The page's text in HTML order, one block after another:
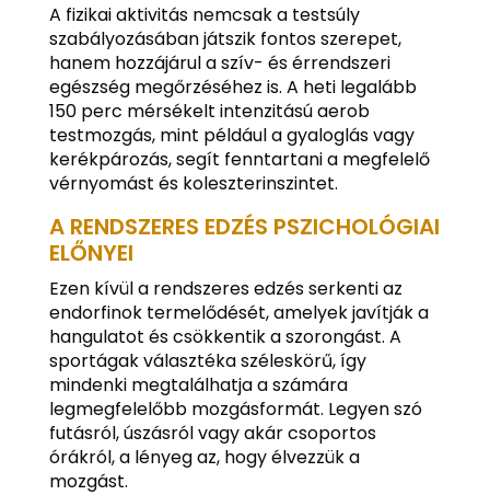
A fizikai aktivitás nemcsak a testsúly
szabályozásában játszik fontos szerepet,
hanem hozzájárul a szív- és érrendszeri
egészség megőrzéséhez is. A heti legalább
150 perc mérsékelt intenzitású aerob
testmozgás, mint például a gyaloglás vagy
kerékpározás, segít fenntartani a megfelelő
vérnyomást és koleszterinszintet.
A RENDSZERES EDZÉS PSZICHOLÓGIAI
ELŐNYEI
Ezen kívül a rendszeres edzés serkenti az
endorfinok termelődését, amelyek javítják a
hangulatot és csökkentik a szorongást. A
sportágak választéka széleskörű, így
mindenki megtalálhatja a számára
legmegfelelőbb mozgásformát. Legyen szó
futásról, úszásról vagy akár csoportos
órákról, a lényeg az, hogy élvezzük a
mozgást.